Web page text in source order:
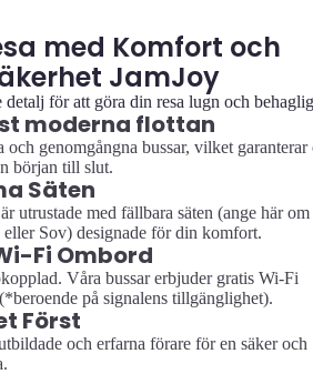
med Komfort och
JamJoy
för att göra din resa lugn och
moderna flottan
och genomgångna bussar, vilket garanterar
början till slut.
Säten
utrustade med fällbara säten (ange här om
eller Sov) designade för din komfort.
Fi Ombord
Våra bussar erbjuder gratis Wi-Fi
på signalens tillgänglighet).
Först
och erfarna förare för en säker och